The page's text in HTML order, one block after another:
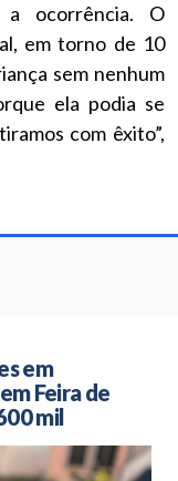
a ocorrência. O
em torno de 10
sem nenhum
ela podia se
com êxito”,
em
Feira de
mil